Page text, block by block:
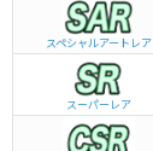
スペシャルアートレア
スーパーレア